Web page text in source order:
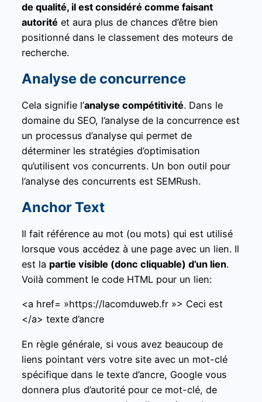
de qualité, il est considéré comme faisant
autorité et aura plus de chances d’être bien
positionné dans le classement des moteurs de
recherche.
Analyse de concurrence
Cela signifie l’analyse compétitivité. Dans le
domaine du SEO, l’analyse de la concurrence est
un processus d’analyse qui permet de
déterminer les stratégies d’optimisation
qu’utilisent vos concurrents. Un bon outil pour
l’analyse des concurrents est SEMRush.
Anchor Text
Il fait référence au mot (ou mots) qui est utilisé
lorsque vous accédez à une page avec un lien. Il
est la partie visible (donc cliquable) d’un lien.
Voilà comment le code HTML pour un lien:
<a href= »https://lacomduweb.fr »> Ceci est
</a> texte d’ancre
En règle générale, si vous avez beaucoup de
liens pointant vers votre site avec un mot-clé
spécifique dans le texte d’ancre, Google vous
donnera plus d’autorité pour ce mot-clé, de